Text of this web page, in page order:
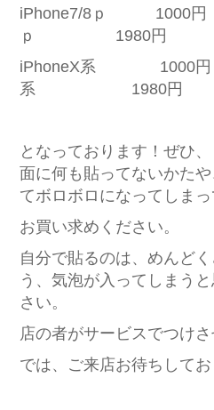
iPhone7/8ｐ
ｐ 1980円
iPhoneX系
系 1980円
となっております！ぜひ
面に何も貼ってないかた
てボロボロになってしま
お買い求めください。
自分で貼るのは、めんど
う、気泡が入ってしまう
さい。
店の者がサービスでつけ
では、ご来店お待ちしてお